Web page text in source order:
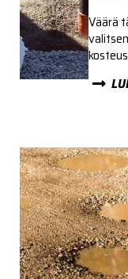
Väärä